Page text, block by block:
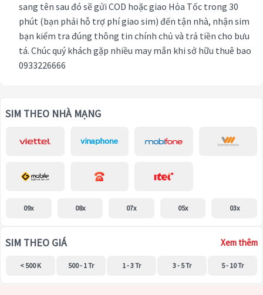
sang tên sau đó sẽ gửi COD hoặc giao Hỏa Tốc trong 30
phút (bạn phải hỗ trợ phí giao sim) đến tận nhà, nhận sim
bạn kiểm tra đúng thông tin chính chủ và trả tiền cho bưu
tá. Chúc quý khách gặp nhiều may mắn khi sở hữu thuê bao
0933226666
SIM THEO NHÀ MẠNG
09x 08x 07x 05x 03x
SIM THEO GIÁ Xem thêm
< 500 K 500 - 1 Tr 1 - 3 Tr 3 - 5 Tr 5 - 10 Tr